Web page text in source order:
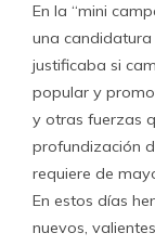
En la “mini
una candidatura
justificaba si
popular y
y otras fuerzas
profundización
requiere de
En estos días
nuevos,